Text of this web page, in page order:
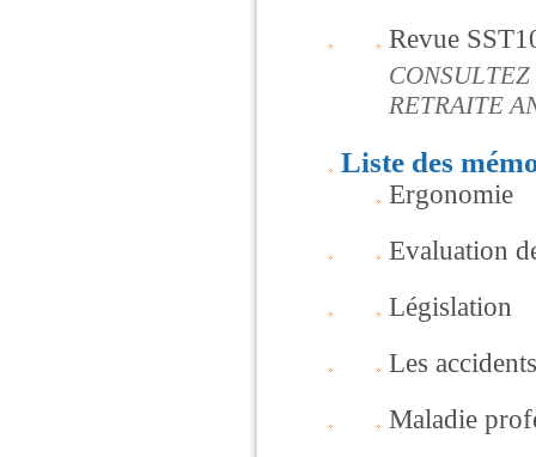
Revue
RETRAITE
Liste des
Ergonomie
Evaluation
Législation
Les
Maladie